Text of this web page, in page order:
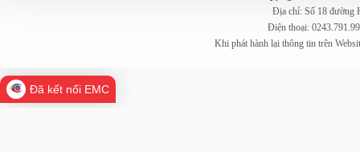
Địa chỉ: Số 18 đường
Điện thoại:
Khi phát hành lại thông tin trên
Đã kết nối EMC